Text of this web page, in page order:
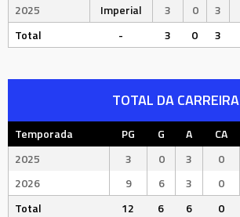
2025
Imperial 3 0 3
Total
- 3 0 3
TOTAL DA CARREIRA
Temporada PG G A CA
2025
3 0 3 0
2026
9 6 3 0
Total
12 6 6 0